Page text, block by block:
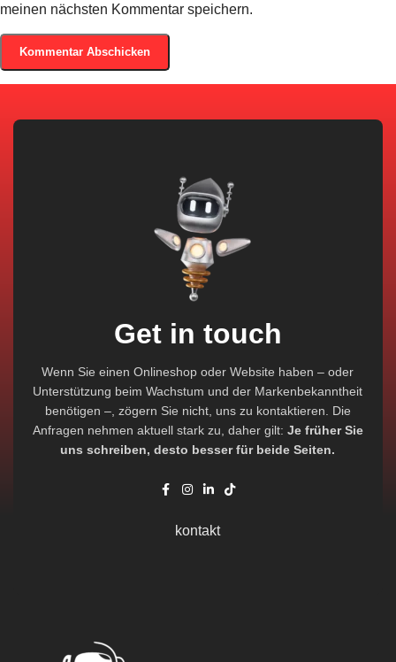
meinen nächsten Kommentar speichern.
Get in touch
Wenn Sie einen Onlineshop oder Website haben – oder
Unterstützung beim Wachstum und der Markenbekanntheit
benötigen –, zögern Sie nicht, uns zu kontaktieren. Die
Anfragen nehmen aktuell stark zu, daher gilt: Je früher Sie
uns schreiben, desto besser für beide Seiten.
kontakt